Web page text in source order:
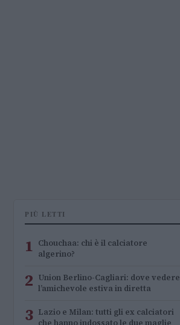
PIÙ LETTI
1 Chouchaa: chi è il calciatore
algerino?
2 Union Berlino-Cagliari: dove vedere
l’amichevole estiva in diretta
3 Lazio e Milan: tutti gli ex calciatori
che hanno indossato le due maglie